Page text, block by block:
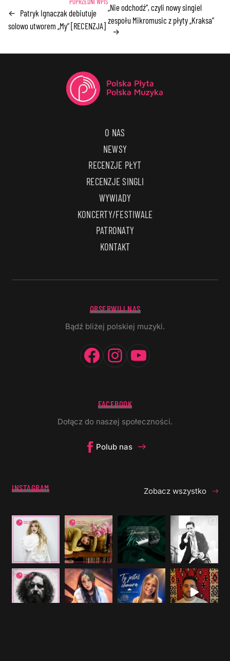
← Patryk Ignaczak debiutuje
solowo utworem „My” [RECENZJA]
„Nie odchodź”, czyli nowy singiel
zespołu Mikromusic z płyty „Kraksa”
→
O NAS
NEWSY
RECENZJE PŁYT
RECENZJE SINGLI
WYWIADY
KONCERTY/FESTIWALE
PATRONATY
KONTAKT
OBSERWUJ NAS
Bądź bliżej polskiej muzyki.
Facebook
Instagram
FACEBOOK
Dołącz do naszej społeczności.
Polub nas
INSTAGRAM Zobacz wszystko